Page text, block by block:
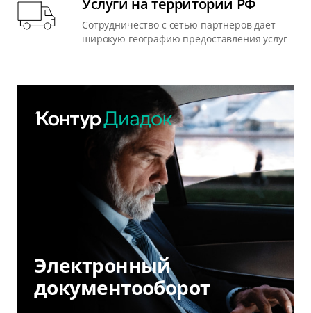
Услуги на территории РФ
Сотрудничество с сетью партнеров дает
широкую географию предоставления услуг
Электронный
документооборот